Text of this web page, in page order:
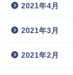
2021年4月
2021年3月
2021年2月